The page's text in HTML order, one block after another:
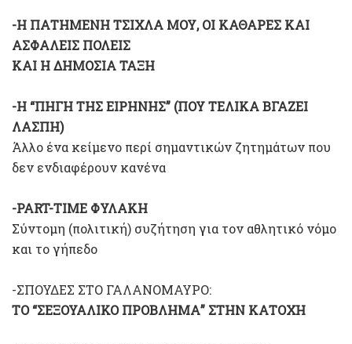
-Η ΠΑΤΗΜΕΝΗ ΤΣΙΧΛΑ ΜΟΥ, ΟΙ ΚΑΘΑΡΕΣ ΚΑΙ
ΑΣΦΑΛΕΙΣ ΠΟΛΕΙΣ
ΚΑΙ Η ΔΗΜΟΣΙΑ ΤΑΞΗ
-Η “ΠΗΓΗ ΤΗΣ ΕΙΡΗΝΗΣ” (ΠΟΥ ΤΕΛΙΚΑ ΒΓΑΖΕΙ
ΛΑΣΠΗ)
Άλλο ένα κείμενο περί σημαντικών ζητημάτων που
δεν ενδιαφέρουν κανένα
-PART-TIME ΦΥΛΑΚΗ
Σύντομη (πολιτική) συζήτηση για τον αθλητικό νόμο
και το γήπεδο
-ΣΠΟΥΔΕΣ ΣΤΟ ΓΑΛΑΝΟΜΑΥΡΟ:
ΤΟ “ΣΕΞΟΥΑΛΙΚΟ ΠΡΟΒΛΗΜΑ” ΣΤΗΝ ΚΑΤΟΧΗ